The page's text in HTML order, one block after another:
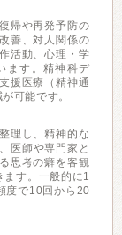
帰や再発予防の
善、対人関係の
活動、心理・学
ます。精神科デ
援医療（精神通
可能です。
理し、精神的な
医師や専門家と
思考の癖を客観
ます。一般的に1
度で10回から20